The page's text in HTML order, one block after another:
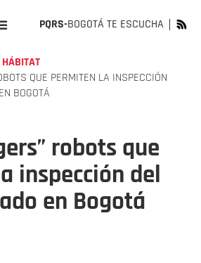
PQRS-BOGOTÁ TE ESCUCHA
HÁBITAT
QUE PERMITEN LA INSPECCIÓN
BOGOTÁ
robots que
inspección del
en Bogotá